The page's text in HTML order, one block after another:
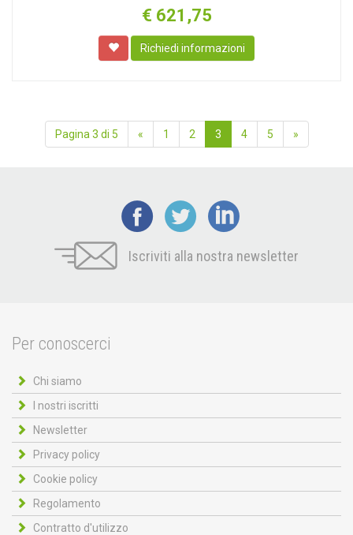
€ 621,75
Richiedi informazioni
Pagina 3 di 5 « 1 2 3 4 5 »
Iscriviti alla nostra newsletter
Per conoscerci
Chi siamo
I nostri iscritti
Newsletter
Privacy policy
Cookie policy
Regolamento
Contratto d'utilizzo